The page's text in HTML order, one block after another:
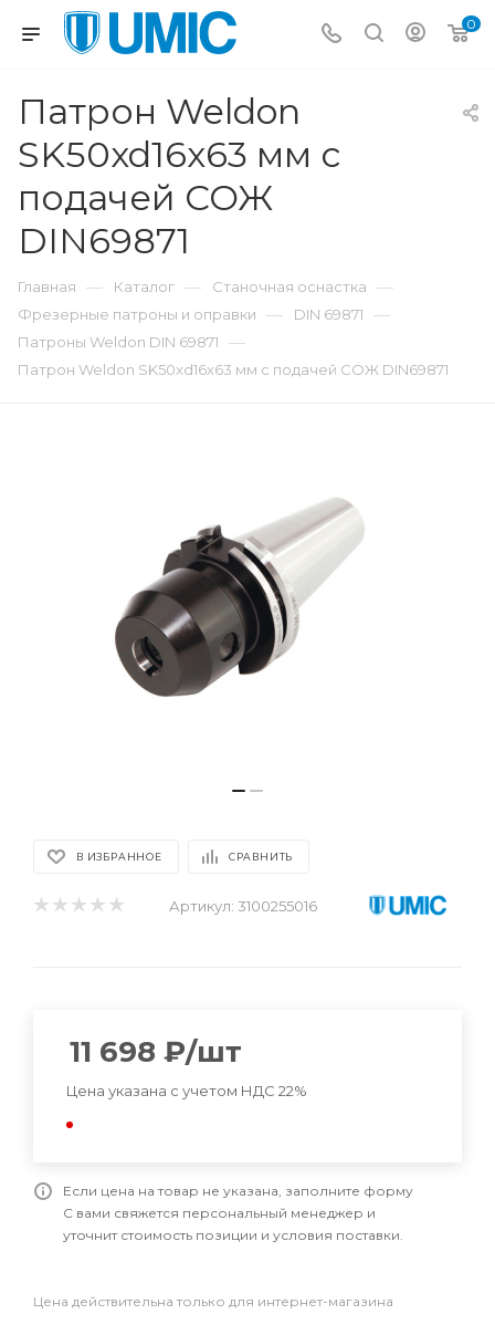
0
Патрон Weldon
SK50xd16x63 мм с
подачей СОЖ
DIN69871
Главная — Каталог — Станочная оснастка —
Фрезерные патроны и оправки — DIN 69871 —
Патроны Weldon DIN 69871 —
Патрон Weldon SK50xd16x63 мм с подачей СОЖ DIN69871
В ИЗБРАННОЕ СРАВНИТЬ
Артикул: 3100255016
11 698 ₽/шт
Цена указана с учетом НДС 22%
Если цена на товар не указана, заполните форму
С вами свяжется персональный менеджер и
уточнит стоимость позиции и условия поставки.
Цена действительна только для интернет-магазина